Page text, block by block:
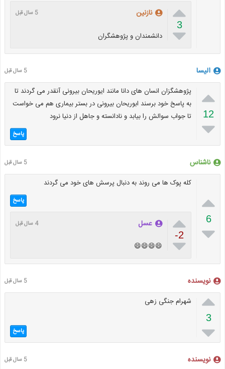

3

نازنین 5 سال قبل
دانشمندان و پژوهشگران
الیسا 5 سال قبل

12

پژوهشگزان انسان های دانا مانند ایوریحان بیرونی آنقدر می گردند تا
به پاسخ خود برسند ابوریحان بیرونی در بستر بیماری هم می خواست
تا جواب سوالش را بیابد و نادانسته و جاهل از دنیا نرود
پاسخ
ناشناس 5 سال قبل

6

کله پوک ها می روند به دنبال پرسش های خود می گردند
پاسخ

-2

عسل 4 سال قبل
😄😄😄😄
نویسنده 5 سال قبل

3

شهرام جنگی زهی
پاسخ
نویسنده 5 سال قبل